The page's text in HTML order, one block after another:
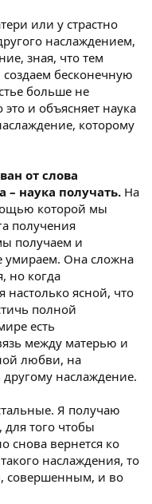
или у страстно
наслаждением,
зная, что тем
бесконечную
больше не
и объясняет наука
которому
от слова
– наука получать. На
которой мы
получения
получаем и
умираем. Она сложна
но когда
настолько ясной, что
полной
есть
между матерью и
любви, на
другому наслаждение.
Я получаю
того чтобы
снова вернется ко
наслаждения, то
совершенным, и во